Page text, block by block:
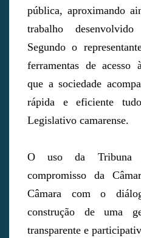
pública, aproximando
trabalho desenvolvido
Segundo o
ferramentas de acesso
que a sociedade
rápida e eficiente
Legislativo camarense.
O uso da Tribuna
compromisso da
Câmara com o
construção de uma
transparente e